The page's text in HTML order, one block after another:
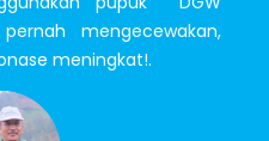
mengecewakan,
meningkat!.